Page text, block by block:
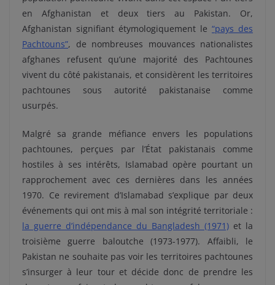
en Afghanistan et deux tiers au Pakistan. Or,
Afghanistan signifiant étymologiquement le “pays des
Pachtouns”, de nombreuses mouvances nationalistes
afghanes refusent qu’une majorité des Pachtounes
vivent du côté pakistanais, et considèrent les territoires
pachtounes sous autorité pakistanaise comme
usurpés.
Malgré sa grande méfiance envers les populations
pachtounes, perçues par l’État pakistanais comme
hostiles à ses intérêts, Islamabad opère pourtant un
rapprochement avec ces dernières dans les années
1970. Ce revirement d’Islamabad s’explique par deux
événements qui ont mis à mal son intégrité territoriale :
la guerre d’indépendance du Bangladesh (1971) et la
troisième guerre baloutche (1973-1977). Affaibli, le
Pakistan ne souhaite pas voir les territoires pachtounes
s’insurger à leur tour et décide donc de prendre les